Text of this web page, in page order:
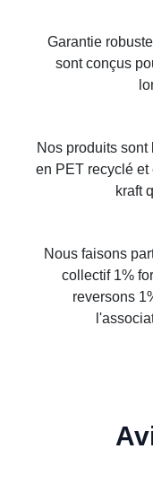
Garantie
sont conçus
Nos produits
en PET recyclé
kraft
Nous faisons
collectif 1%
reversons